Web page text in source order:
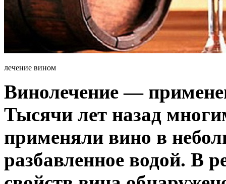
лечение вином
Винолечение —
Тысячи лет назад
применяли вино в
разбавленное водой. В